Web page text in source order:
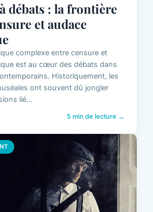
débats : la frontière
et audace
complexe entre censure et
est au cœur des débats dans
Historiquement, les
ont souvent dû jongler
lié...
5 min de lecture →